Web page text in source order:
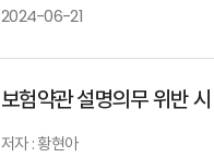
2024-06-21
보험약관 설명의무 위반
저자 : 황현아